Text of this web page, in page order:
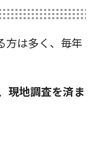
方は多く、毎年
現地調査を済ま